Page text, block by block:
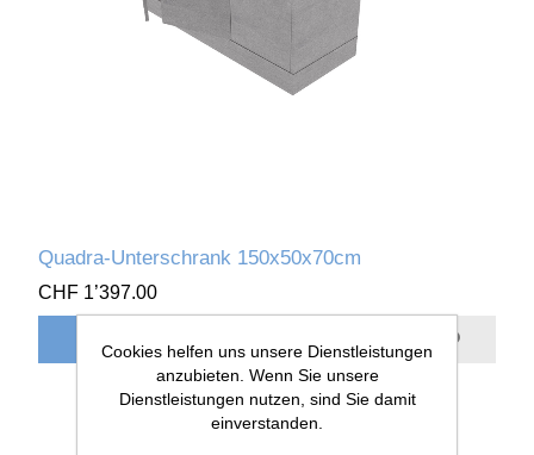
Quadra-Unterschrank 150x50x70cm
CHF 1’397.00
Cookies helfen uns unsere Dienstleistungen
anzubieten. Wenn Sie unsere
Dienstleistungen nutzen, sind Sie damit
einverstanden.